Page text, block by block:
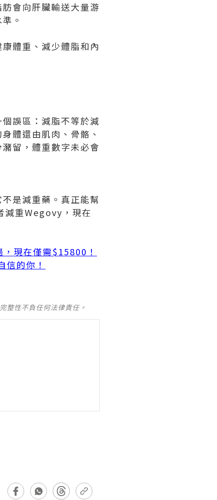
會向肝臟輸送大量游
。
體重、減少體脂和內
誤區：減脂不等於減
體還由肌肉、骨骼、
留，體重數字未必會
是減重藥。真正能幫
減重Wegovy，現在
現在僅需$15800！
信的你！
整性不負任何法律責任。